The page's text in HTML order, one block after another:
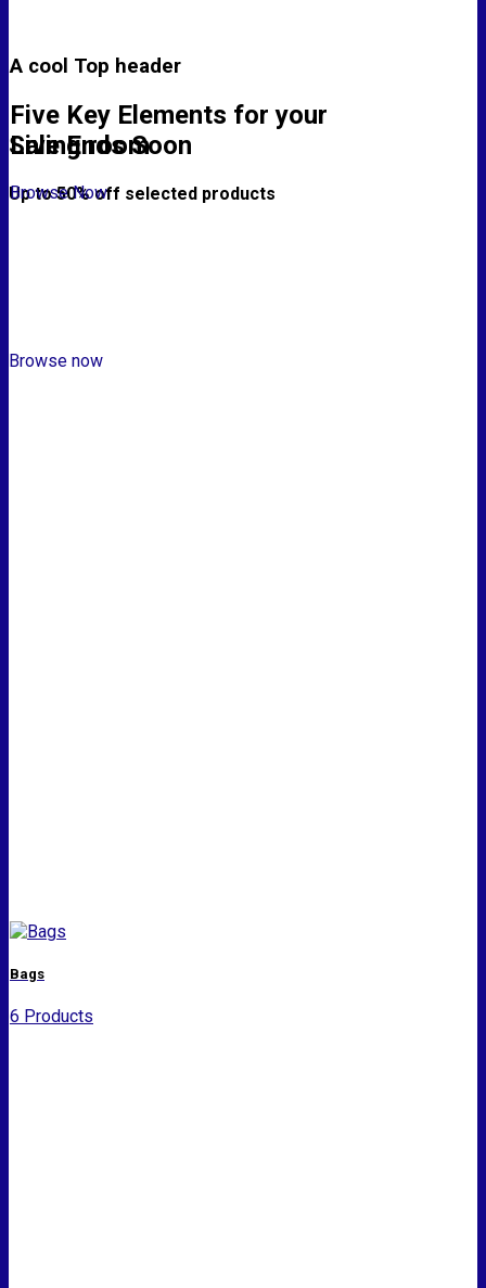
A cool Top header
Five Key Elements for your
Living room
Browse Now
Sale Ends Soon
Up to50% off selected products
Browse now
Bags
6 Products